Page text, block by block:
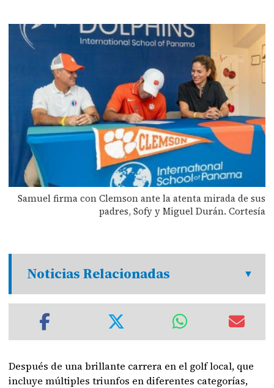
Samuel firma con Clemson ante la atenta mirada de sus
padres, Sofy y Miguel Durán. Cortesía
Noticias Relacionadas
Después de una brillante carrera en el golf local, que
incluye múltiples triunfos en diferentes categorías,